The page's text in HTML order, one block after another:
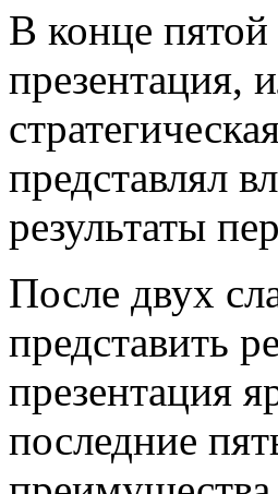
В конце
презентация,
представлял
результаты
После двух
представить
презентация
последние